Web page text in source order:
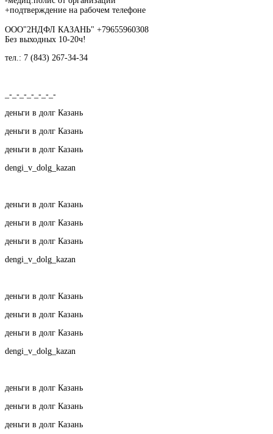
+подтверждение на рабочем телефоне
ООО"2НДФЛ КАЗАНЬ" +79655960308
Без выходных 10-20ч!
тел.: 7 (843) 267-34-34
_-_-_-_-_-_-_-
деньги в долг Казань
деньги в долг Казань
деньги в долг Казань
dengi_v_dolg_kazan
деньги в долг Казань
деньги в долг Казань
деньги в долг Казань
dengi_v_dolg_kazan
деньги в долг Казань
деньги в долг Казань
деньги в долг Казань
dengi_v_dolg_kazan
деньги в долг Казань
деньги в долг Казань
деньги в долг Казань